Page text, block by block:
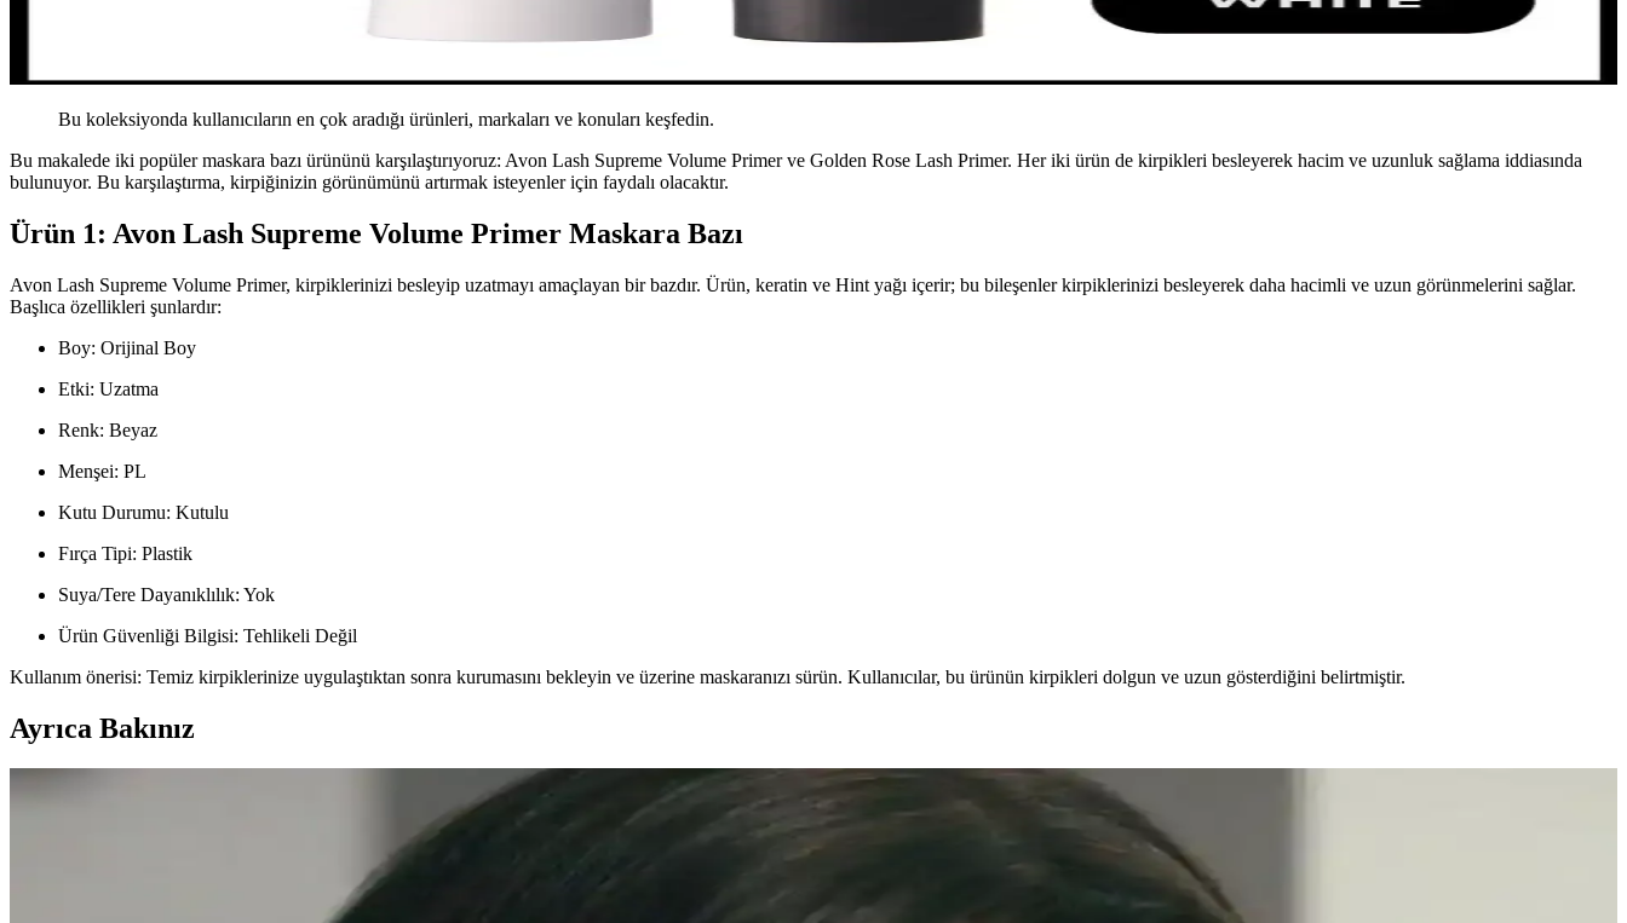
Bu koleksiyonda kullanıcıların en çok aradığı ürünleri, markaları ve konuları keşfedin.
Bu makalede iki popüler maskara bazı ürününü karşılaştırıyoruz: Avon Lash Supreme Volume Primer ve Golden Rose Lash Primer. Her iki ürün de kirpikleri besleyerek hacim ve uzunluk sağlama iddiasında
bulunuyor. Bu karşılaştırma, kirpiğinizin görünümünü artırmak isteyenler için faydalı olacaktır.
Ürün 1: Avon Lash Supreme Volume Primer Maskara Bazı
Avon Lash Supreme Volume Primer, kirpiklerinizi besleyip uzatmayı amaçlayan bir bazdır. Ürün, keratin ve Hint yağı içerir; bu bileşenler kirpiklerinizi besleyerek daha hacimli ve uzun görünmelerini sağlar.
Başlıca özellikleri şunlardır:
Boy: Orijinal Boy
Etki: Uzatma
Renk: Beyaz
Menşei: PL
Kutu Durumu: Kutulu
Fırça Tipi: Plastik
Suya/Tere Dayanıklılık: Yok
Ürün Güvenliği Bilgisi: Tehlikeli Değil
Kullanım önerisi: Temiz kirpiklerinize uygulaştıktan sonra kurumasını bekleyin ve üzerine maskaranızı sürün. Kullanıcılar, bu ürünün kirpikleri dolgun ve uzun gösterdiğini belirtmiştir.
Ayrıca Bakınız
Clio Kill Cover Mesh Glow Cushion Ayrışma Sorunu ve Makyaj Uygulama Yöntemleri
Clio Kill Cover Mesh Glow cushion ürününde görülen ayrışma sorunu, krem kapatıcı baz kullanımı ve hafif uygulama ile azaltılabilir. Kirpiklerde maskara ve bireysel kirpik uygulaması doğal görünüm sağlar.
Doğal Görünüm İçin En İyi Hafif Maskara Seçenekleri ve Kullanım İpuçları